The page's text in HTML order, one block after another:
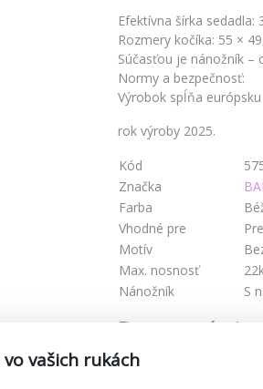
Efektívna šírka sedadla:
Rozmery kočíka: 55 ×
Súčasťou je nánožník –
Normy a bezpečnosť:
Výrobok spĺňa
rok výroby 2025.
Kód
Značka
Farba
Vhodné pre
Motív
Max. nosnosť
Nánožník
S
Dostupné aj
vo vašich rukách